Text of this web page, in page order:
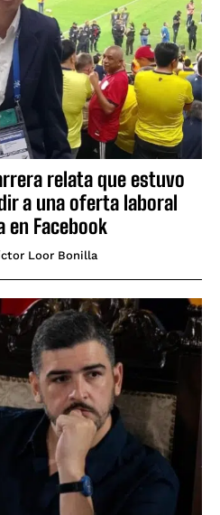
relata que estuvo
a una oferta laboral
en Facebook
Loor Bonilla